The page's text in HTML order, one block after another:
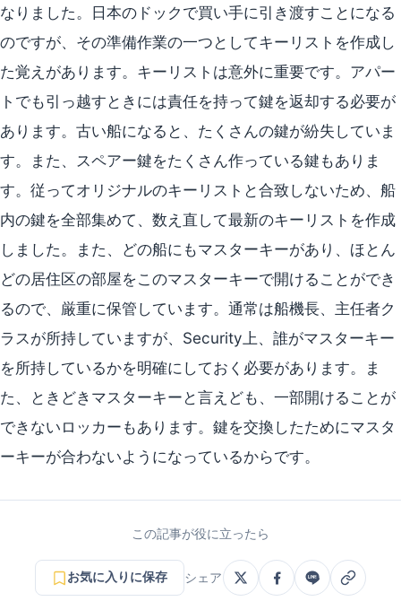
なりました。日本のドックで買い手に引き渡すことになる
のですが、その準備作業の一つとしてキーリストを作成し
た覚えがあります。キーリストは意外に重要です。アパー
トでも引っ越すときには責任を持って鍵を返却する必要が
あります。古い船になると、たくさんの鍵が紛失していま
す。また、スペアー鍵をたくさん作っている鍵もありま
す。従ってオリジナルのキーリストと合致しないため、船
内の鍵を全部集めて、数え直して最新のキーリストを作成
しました。また、どの船にもマスターキーがあり、ほとん
どの居住区の部屋をこのマスターキーで開けることができ
るので、厳重に保管しています。通常は船機長、主任者ク
ラスが所持していますが、Security上、誰がマスターキー
を所持しているかを明確にしておく必要があります。ま
た、ときどきマスターキーと言えども、一部開けることが
できないロッカーもあります。鍵を交換したためにマスタ
ーキーが合わないようになっているからです。
この記事が役に立ったら
お気に入りに保存 シェア